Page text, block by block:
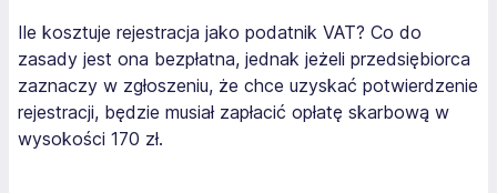
Ile kosztuje rejestracja jako podatnik VAT? Co do
zasady jest ona bezpłatna, jednak jeżeli przedsiębiorca
zaznaczy w zgłoszeniu, że chce uzyskać potwierdzenie
rejestracji, będzie musiał zapłacić opłatę skarbową w
wysokości 170 zł.